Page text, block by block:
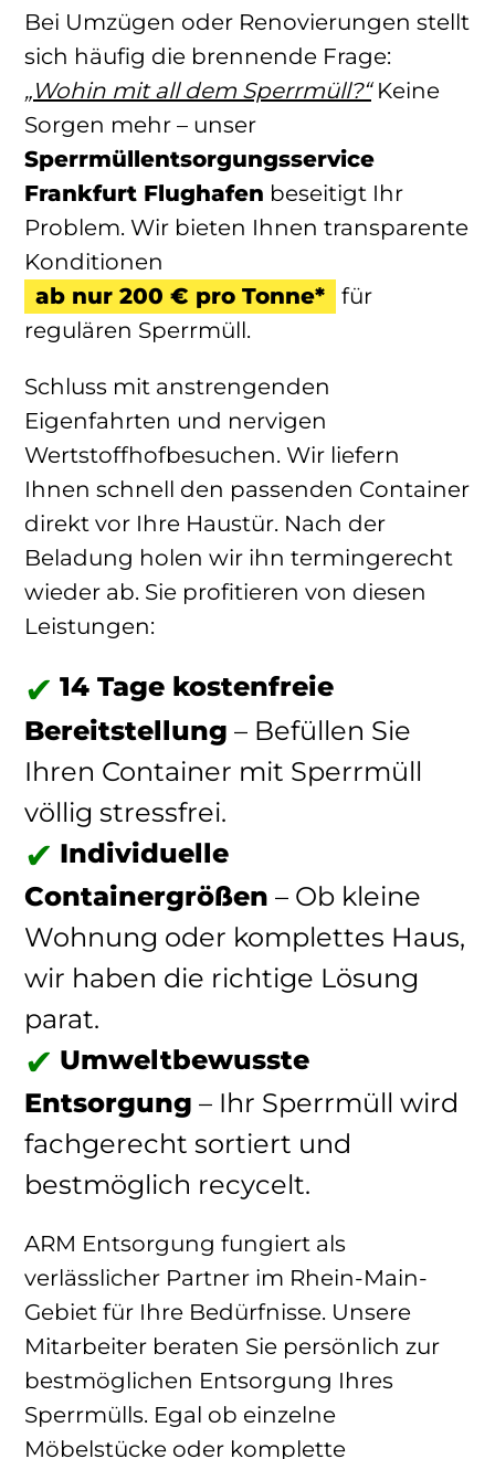
Bei Umzügen oder Renovierungen stellt
sich häufig die brennende Frage:
„Wohin mit all dem Sperrmüll?“Keine
Sorgen mehr – unser
Sperrmüllentsorgungsservice
Frankfurt Flughafen beseitigt Ihr
Problem. Wir bieten Ihnen transparente
Konditionen
ab nur 200 € pro Tonne*
für
regulären Sperrmüll.
Schluss mit anstrengenden
Eigenfahrten und nervigen
Wertstoffhofbesuchen. Wir liefern
Ihnen schnell den passenden Container
direkt vor Ihre Haustür. Nach der
Beladung holen wir ihn termingerecht
wieder ab. Sie profitieren von diesen
Leistungen:
14 Tage kostenfreie
Bereitstellung – Befüllen Sie
Ihren Container mit Sperrmüll
völlig stressfrei.
Individuelle
Containergrößen – Ob kleine
Wohnung oder komplettes Haus,
wir haben die richtige Lösung
parat.
Umweltbewusste
Entsorgung – Ihr Sperrmüll wird
fachgerecht sortiert und
bestmöglich recycelt.
ARM Entsorgung fungiert als
verlässlicher Partner im Rhein-Main-
Gebiet für Ihre Bedürfnisse. Unsere
Mitarbeiter beraten Sie persönlich zur
bestmöglichen Entsorgung Ihres
Sperrmülls. Egal ob einzelne
Möbelstücke oder komplette